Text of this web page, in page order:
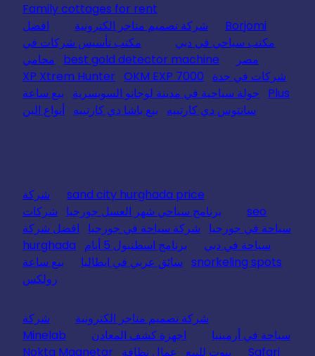
Family cottages for rent
Borjomi
شركة تصميم متاجر الكترونية
افضل
مكتب سياحي في دبي
مكتب تأسيس شركات في
مصر
best gold detector machine
محامي
شركات في جدة
XP Xtrem Hunter OKM EXP 7000
Plus
جولة سياحية في مدينة لوجانو السويسرية
بيع ساعة
سانتوس دي كارتييه
بيع باشا دي كارتييه أنواع البن
sand city hurghada price
شركة
seo
برنامج سياحي شهر العسل جورجيا
شركات
سياحة في جورجيا
شركة سياحة في جورجيا
افضل شركة
سياحة في دبي
برنامج اسطنبول 5 أيام
hurghada
snorkeling spots سائق عربي في ايطاليا
بيع ساعة
رولكس
شركة تصميم متاجر الكترونية
شركة
سياحة في أرمينيا
اجهزة كشف المعادن
Minelab
Safari
بيوت للبيع عمال نظافة Nokta Magnetar